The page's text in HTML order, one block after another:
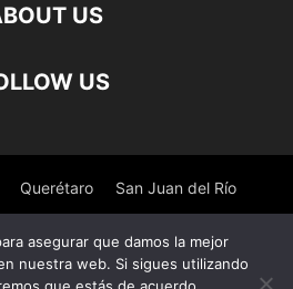
US
US
Querétaro San Juan del Río
Salud
asegurar que damos la mejor
nuestra web. Si sigues utilizando